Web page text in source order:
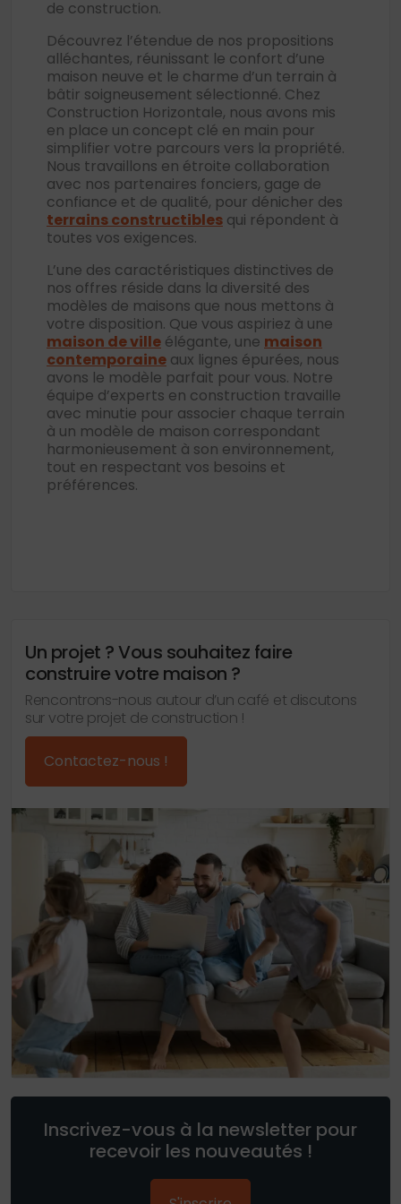
de construction.
Découvrez l’étendue de nos propositions
alléchantes, réunissant le confort d’une
maison neuve et le charme d’un terrain à
bâtir soigneusement sélectionné. Chez
Construction Horizontale, nous avons mis
en place un concept clé en main pour
simplifier votre parcours vers la propriété.
Nous travaillons en étroite collaboration
avec nos partenaires fonciers, gage de
confiance et de qualité, pour dénicher des
terrains constructibles qui répondent à
toutes vos exigences.
L’une des caractéristiques distinctives de
nos offres réside dans la diversité des
modèles de maisons que nous mettons à
votre disposition. Que vous aspiriez à une
maison de ville élégante, une maison
contemporaine aux lignes épurées, nous
avons le modèle parfait pour vous. Notre
équipe d’experts en construction travaille
avec minutie pour associer chaque terrain
à un modèle de maison correspondant
harmonieusement à son environnement,
tout en respectant vos besoins et
préférences.
Un projet ? Vous souhaitez faire
construire votre maison ?
Rencontrons-nous autour d’un café et discutons
sur votre projet de construction !
Contactez-nous !
Inscrivez-vous à la newsletter pour
recevoir les nouveautés !